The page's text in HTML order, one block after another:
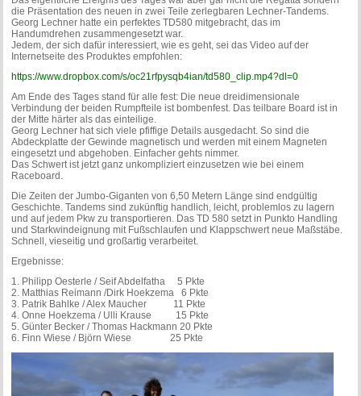
die Präsentation des neuen in zwei Teile zerlegbaren Lechner-Tandems.
Georg Lechner hatte ein perfektes TD580 mitgebracht, das im
Handumdrehen zusammengesetzt war.
Jedem, der sich dafür interessiert, wie es geht, sei das Video auf der
Internetseite des Produktes empfohlen:
https://www.dropbox.com/s/oc21rfpysqb4ian/td580_clip.mp4?dl=0
Am Ende des Tages stand für alle fest: Die neue dreidimensionale
Verbindung der beiden Rumpfteile ist bombenfest. Das teilbare Board ist in
der Mitte härter als das einteilige.
Georg Lechner hat sich viele pfiffige Details ausgedacht. So sind die
Abdeckplatte der Gewinde magnetisch und werden mit einem Magneten
eingesetzt und abgehoben. Einfacher gehts nimmer.
Das Schwert ist jetzt ganz unkompliziert einzusetzen wie bei einem
Raceboard.
Die Zeiten der Jumbo-Giganten von 6,50 Metern Länge sind endgültig
Geschichte. Tandems sind zukünftig handlich, leicht, problemlos zu lagern
und auf jedem Pkw zu transportieren. Das TD 580 setzt in Punkto Handling
und Starkwindeignung mit Fußschlaufen und Klappschwert neue Maßstäbe.
Schnell, vieseitig und großartig verarbeitet.
Ergebnisse:
1. Philipp Oesterle / Seif Abdelfatha 5 Pkte
2. Matthias Reimann /Dirk Hoekzema 6 Pkte
3. Patrik Bahlke / Alex Maucher 11 Pkte
4. Onne Hoekzema / Ulli Krause 15 Pkte
5. Günter Becker / Thomas Hackmann 20 Pkte
6. Finn Wiese / Björn Wiese 25 Pkte